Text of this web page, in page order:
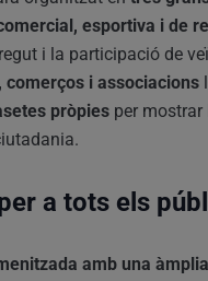
esportiva i de
i la participació de
comerços i associacions
pròpies per mostrar
a tots els
amb una